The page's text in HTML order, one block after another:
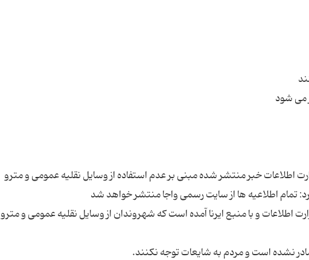
اطلاعات خبر منتشر شده مبنی بر عدم استفاده از وسایل نقلیه عمومی و مترو
اطلاعات و با منبع ایرنا آمده است که شهروندان از وسایل نقلیه عمومی و مترو